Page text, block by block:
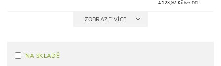
4 123,97 Kč bez DPH
ZOBRAZIT VÍCE
NA SKLADĚ